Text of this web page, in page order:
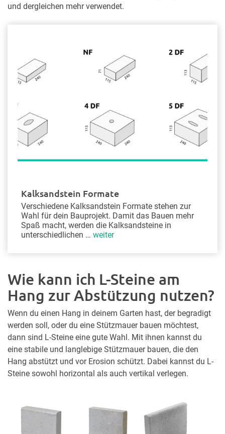
und dergleichen mehr verwendet.
Kalksandstein Formate
Verschiedene Kalksandstein Formate stehen zur
Wahl für dein Bauprojekt. Damit das Bauen mehr
Spaß macht, werden die Kalksandsteine in
unterschiedlichen … weiter
Wie kann ich L-Steine am
Hang zur Abstützung nutzen?
Wenn du einen Hang in deinem Garten hast, der begradigt
werden soll, oder du eine Stützmauer bauen möchtest,
dann sind L-Steine eine gute Wahl. Mit ihnen kannst du
eine stabile und langlebige Stützmauer bauen, die den
Hang abstützt und vor Erosion schützt. Dabei kannst du L-
Steine sowohl horizontal als auch vertikal verlegen.